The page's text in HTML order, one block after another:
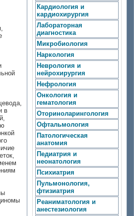
в
Кардиология и
кардиохирургия
Лабораторная
диагностика
Микробиология
Наркология
Неврология и
нейрохирургия
Нефрология
Онкология и
гематология
Оториноларингология
Офтальмология
Патологическая
анатомия
Педиатрия и
неонатология
Психиатрия
Пульмонология,
фтизиатрия
Реаниматология и
анестезиология